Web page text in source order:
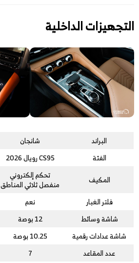
التجهيزات الداخلية
البراند شانجان
الفئة
CS95 رويال 2026
المكيف
تحكم إلكتروني
منفصل ثلاثي المناطق
فلتر الغبار
نعم
شاشة وسائط
12 بوصة
شاشة عدادات رقمية
10.25 بوصة
عدد المقاعد
7